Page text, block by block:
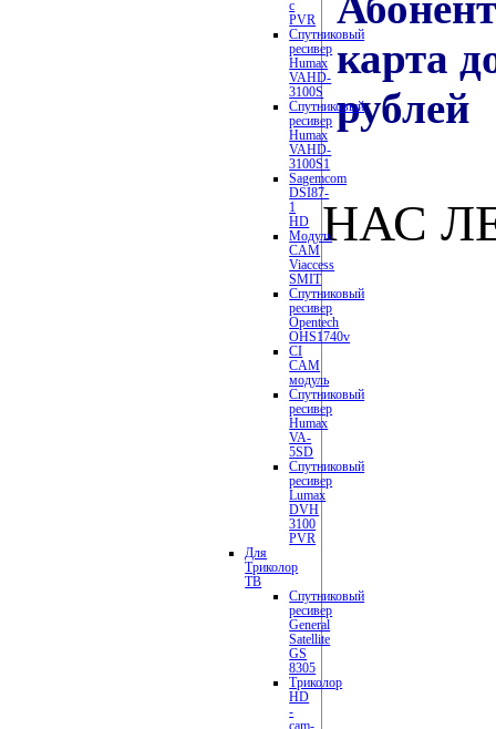
с
PVR
Спутниковый
ресивер
Humax
VAHD-
3100S
Спутниковый
ресивер
Humax
VAHD-
3100S1
Sagemcom
DSI87-
1
HD
Модуль
CAM
Viaccess
SMIT
Спутниковый
ресивер
Opentech
OHS1740v
CI
CAM
модуль
Спутниковый
ресивер
Humax
VA-
5SD
Спутниковый
ресивер
Lumax
DVH
3100
PVR
Для
Триколор
ТВ
Спутниковый
ресивер
General
Satellite
GS
8305
Триколор
HD
-
сam-
карта
рублей
НАС